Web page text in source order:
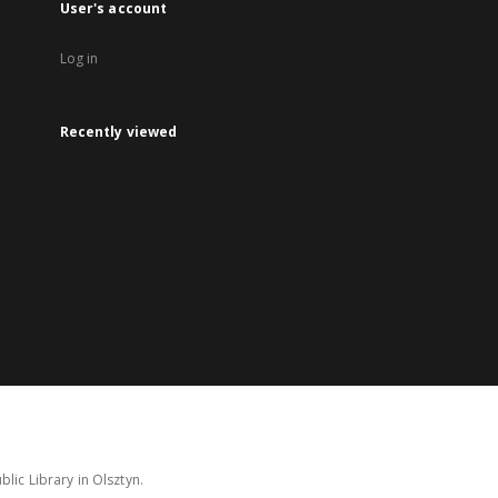
User's account
Log in
Recently viewed
Library in Olsztyn.